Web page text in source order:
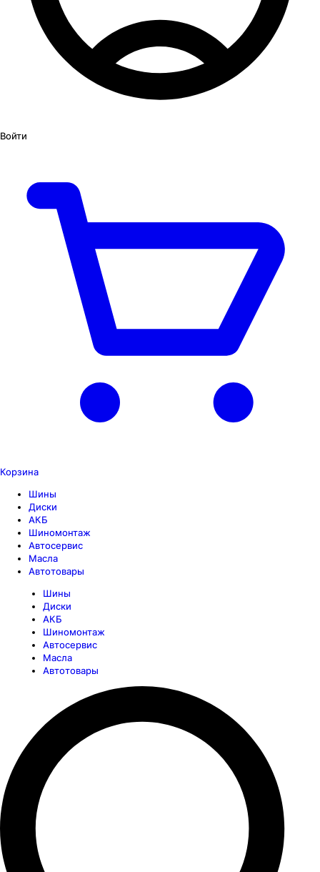
Войти
Корзина
Шины
Диски
АКБ
Шиномонтаж
Автосервис
Масла
Автотовары
Шины
Диски
АКБ
Шиномонтаж
Автосервис
Масла
Автотовары